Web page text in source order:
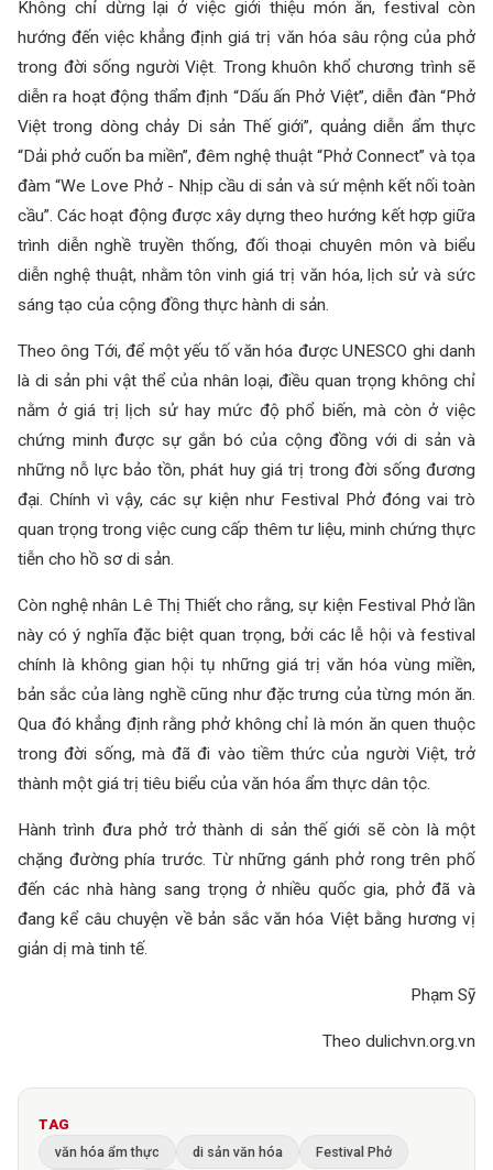
Không chỉ dừng lại ở việc giới thiệu món ăn, festival còn
hướng đến việc khẳng định giá trị văn hóa sâu rộng của phở
trong đời sống người Việt. Trong khuôn khổ chương trình sẽ
diễn ra hoạt động thẩm định “Dấu ấn Phở Việt”, diễn đàn “Phở
Việt trong dòng chảy Di sản Thế giới”, quảng diễn ẩm thực
“Dải phở cuốn ba miền”, đêm nghệ thuật “Phở Connect” và tọa
đàm “We Love Phở - Nhịp cầu di sản và sứ mệnh kết nối toàn
cầu”. Các hoạt động được xây dựng theo hướng kết hợp giữa
trình diễn nghề truyền thống, đối thoại chuyên môn và biểu
diễn nghệ thuật, nhằm tôn vinh giá trị văn hóa, lịch sử và sức
sáng tạo của cộng đồng thực hành di sản.
Theo ông Tới, để một yếu tố văn hóa được UNESCO ghi danh
là di sản phi vật thể của nhân loại, điều quan trọng không chỉ
nằm ở giá trị lịch sử hay mức độ phổ biến, mà còn ở việc
chứng minh được sự gắn bó của cộng đồng với di sản và
những nỗ lực bảo tồn, phát huy giá trị trong đời sống đương
đại. Chính vì vậy, các sự kiện như Festival Phở đóng vai trò
quan trọng trong việc cung cấp thêm tư liệu, minh chứng thực
tiễn cho hồ sơ di sản.
Còn nghệ nhân Lê Thị Thiết cho rằng, sự kiện Festival Phở lần
này có ý nghĩa đặc biệt quan trọng, bởi các lễ hội và festival
chính là không gian hội tụ những giá trị văn hóa vùng miền,
bản sắc của làng nghề cũng như đặc trưng của từng món ăn.
Qua đó khẳng định rằng phở không chỉ là món ăn quen thuộc
trong đời sống, mà đã đi vào tiềm thức của người Việt, trở
thành một giá trị tiêu biểu của văn hóa ẩm thực dân tộc.
Hành trình đưa phở trở thành di sản thế giới sẽ còn là một
chặng đường phía trước. Từ những gánh phở rong trên phố
đến các nhà hàng sang trọng ở nhiều quốc gia, phở đã và
đang kể câu chuyện về bản sắc văn hóa Việt bằng hương vị
giản dị mà tinh tế.
Phạm Sỹ
Theo dulichvn.org.vn
TAG
văn hóa ẩm thực
di sản văn hóa Festival Phở